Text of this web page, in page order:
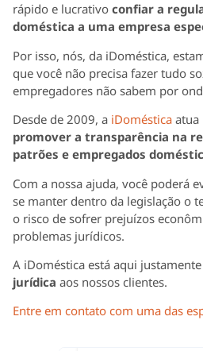
rápido e lucrativo confiar a
doméstica a uma empresa
Por isso, nós, da iDoméstica,
que você não precisa fazer tudo
empregadores não sabem por
Desde de 2009, a iDoméstica atua
promover a transparência na
patrões e empregados
Com a nossa ajuda, você poderá
se manter dentro da legislação o
o risco de sofrer prejuízos
problemas jurídicos.
A iDoméstica está aqui
jurídica aos nossos clientes.
Entre em contato com uma das